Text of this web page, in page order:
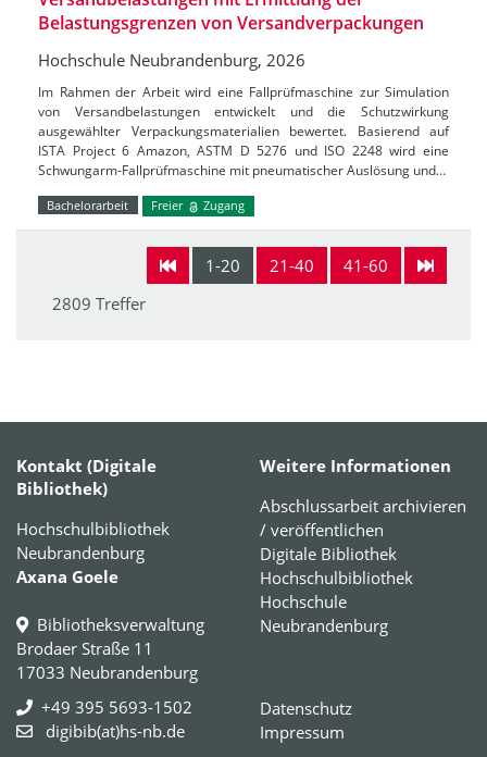
Belastungsgrenzen von Versandverpackungen
Hochschule Neubrandenburg, 2026
Im Rahmen der Arbeit wird eine Fallprüfmaschine zur Simulation
von Versandbelastungen entwickelt und die Schutzwirkung
ausgewählter Verpackungsmaterialien bewertet. Basierend auf
ISTA Project 6 Amazon, ASTM D 5276 und ISO 2248 wird eine
Schwungarm-Fallprüfmaschine mit pneumatischer Auslösung und…
Bachelorarbeit Freier Zugang
1-20 21-40
41-60
2809 Treffer
Kontakt (Digitale
Bibliothek)
Hochschulbibliothek
Neubrandenburg
Axana Goele
Bibliotheksverwaltung
Brodaer Straße 11
17033 Neubrandenburg
+49 395 5693-1502
digibib(at)hs-nb.de
Weitere Informationen
Abschlussarbeit archivieren
/ veröffentlichen
Digitale Bibliothek
Hochschulbibliothek
Hochschule
Neubrandenburg
Datenschutz
Impressum